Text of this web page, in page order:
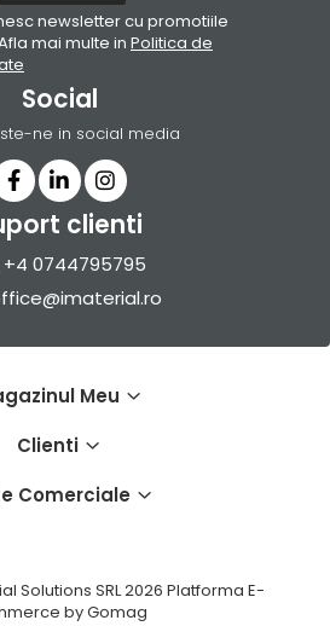
newsletter cu promotiile
mai multe in Politica de
Social
ne in social media
clienti
+4 0744795795
Meu
Clienti
Comerciale
Solutions SRL 2026 Platforma E-
by Gomag